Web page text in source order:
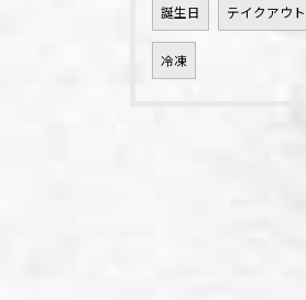
誕生日 テイクアウト
冷凍